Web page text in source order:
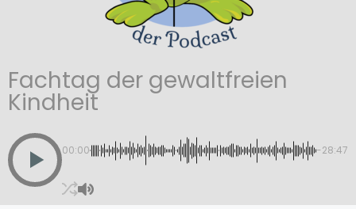
Fachtag der gewaltfreien
Kindheit
00:00 -28:47